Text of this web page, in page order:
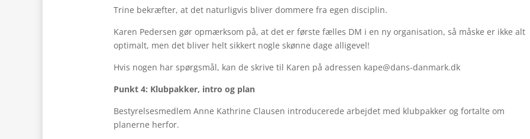
Trine bekræfter, at det naturligvis bliver dommere fra egen disciplin.
Karen Pedersen gør opmærksom på, at det er første fælles DM i en ny organisation, så måske er ikke alt
optimalt, men det bliver helt sikkert nogle skønne dage alligevel!
Hvis nogen har spørgsmål, kan de skrive til Karen på adressen kape@dans-danmark.dk
Punkt 4: Klubpakker, intro og plan
Bestyrelsesmedlem Anne Kathrine Clausen introducerede arbejdet med klubpakker og fortalte om
planerne herfor.